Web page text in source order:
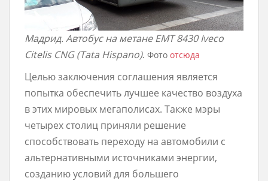
Мадрид. Автобус на метане EMT 8430 Iveco
Citelis CNG (Tata Hispano). Фото отсюда
Целью заключения соглашения является
попытка обеспечить лучшее качество воздуха
в этих мировых мегаполисах. Также мэры
четырех столиц приняли решение
способствовать переходу на автомобили с
альтернативными источниками энергии,
созданию условий для большего